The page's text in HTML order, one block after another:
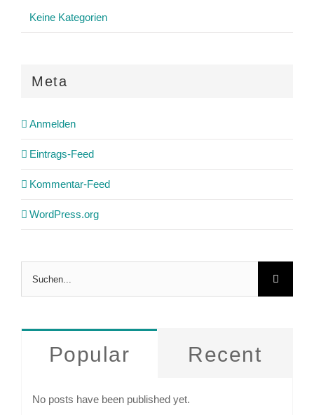
Keine Kategorien
Meta
Anmelden
Eintrags-Feed
Kommentar-Feed
WordPress.org
nach:
Popular Recent
No posts have been published yet.